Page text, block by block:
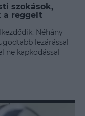
szokások,
a reggelt
Néhány
lezárással
ne kapkodással